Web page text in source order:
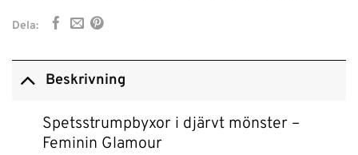
Dela:
Beskrivning
Spetsstrumpbyxor i djärvt mönster –
Feminin Glamour